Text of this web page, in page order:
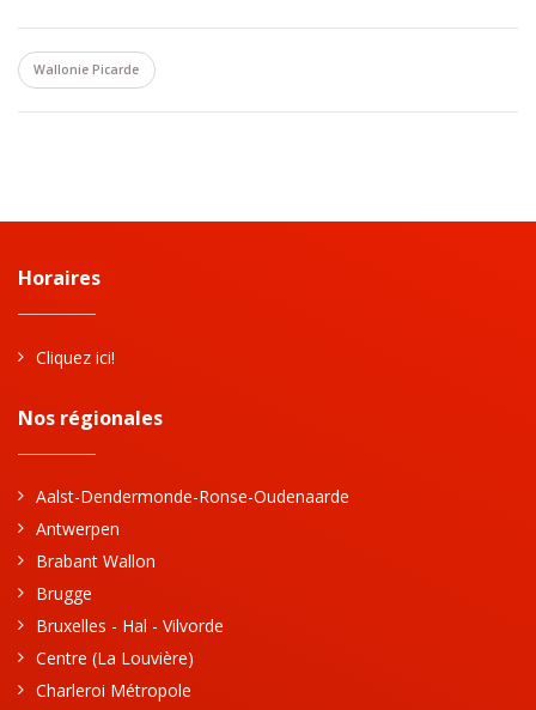
Wallonie Picarde
Horaires
Cliquez ici!
Nos régionales
Aalst-Dendermonde-Ronse-Oudenaarde
Antwerpen
Brabant Wallon
Brugge
Bruxelles - Hal - Vilvorde
Centre (La Louvière)
Charleroi Métropole